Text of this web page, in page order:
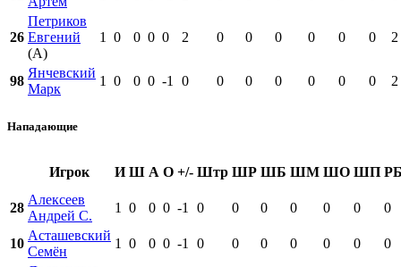
26
Петриков
Евгений
(А)
1 0 0 0 0 2 0 0 0 0 0 0 2
98
Янчевский
Марк
1 0 0 0 -1 0 0 0 0 0 0 0 2
Нападающие
Игрок И Ш А О +/- Штр ШР ШБ ШМ ШО ШП
28
Алексеев
Андрей С.
1 0 0 0 -1 0 0 0 0 0 0 0
10
Асташевский
Семён
1 0 0 0 -1 0 0 0 0 0 0 0